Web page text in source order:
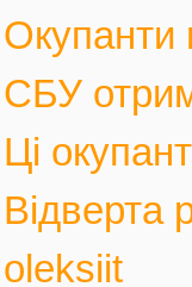
Окупанти
СБУ
Ці
Відверта
oleksiit